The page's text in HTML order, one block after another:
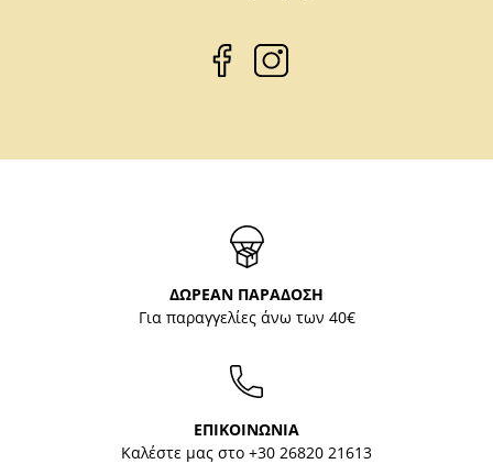
ΔΩΡΕΑΝ ΠΑΡΑΔΟΣΗ
Για παραγγελίες άνω των 40€
ΕΠΙΚΟΙΝΩΝΙΑ
Καλέστε μας στο +30 26820 21613